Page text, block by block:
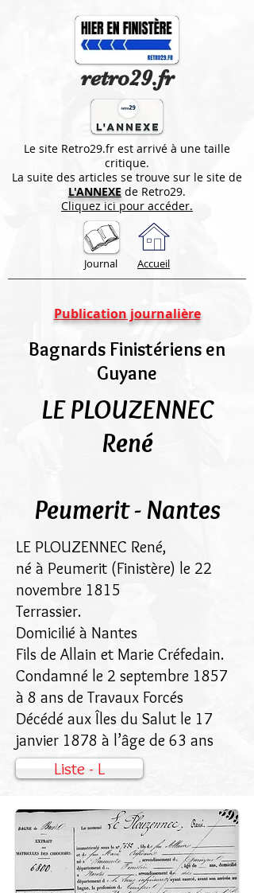
retro29.fr
Le site Retro29.fr est arrivé à une taille
critique.
La suite des articles se trouve sur le site de
L'ANNEXE de Retro29.
Cliquez ici pour accéder.
Journal Accueil
Publication journalière
Liste - L
Bagnards Finistériens en
Guyane
LE PLOUZENNEC
René
Peumerit - Nantes
LE PLOUZENNEC René,
né à Peumerit (Finistère) le 22
novembre 1815
Terrassier.
Domicilié à Nantes
Fils de Allain et Marie Créfedain.
Condamné le 2 septembre 1857
à 8 ans de Travaux Forcés
Décédé aux Îles du Salut le 17
janvier 1878 à l’âge de 63 ans